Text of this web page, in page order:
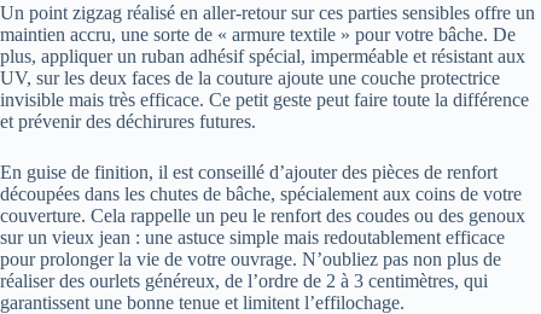
Un point zigzag réalisé en aller-retour sur ces parties sensibles offre un
maintien accru, une sorte de « armure textile » pour votre bâche. De
plus, appliquer un ruban adhésif spécial, imperméable et résistant aux
UV, sur les deux faces de la couture ajoute une couche protectrice
invisible mais très efficace. Ce petit geste peut faire toute la différence
et prévenir des déchirures futures.
En guise de finition, il est conseillé d’ajouter des pièces de renfort
découpées dans les chutes de bâche, spécialement aux coins de votre
couverture. Cela rappelle un peu le renfort des coudes ou des genoux
sur un vieux jean : une astuce simple mais redoutablement efficace
pour prolonger la vie de votre ouvrage. N’oubliez pas non plus de
réaliser des ourlets généreux, de l’ordre de 2 à 3 centimètres, qui
garantissent une bonne tenue et limitent l’effilochage.